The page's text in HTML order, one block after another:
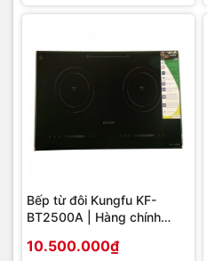
Bếp từ đôi Kungfu KF-
BT2500A | Hàng chính
10.500.000₫